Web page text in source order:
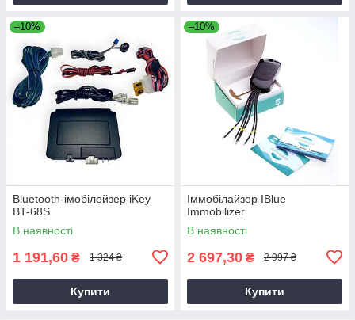
–10%
Bluetooth-імобілейзер iKey
BT-68S
В наявності
1 191,60 ₴ 1 324 ₴
Купити
–10%
Іммобілайзер IBlue
Immobilizer
В наявності
2 697,30 ₴ 2 997 ₴
Купити